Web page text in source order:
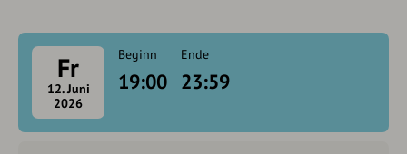
Fr
12. Juni
2026
Beginn
19:00
Ende
23:59